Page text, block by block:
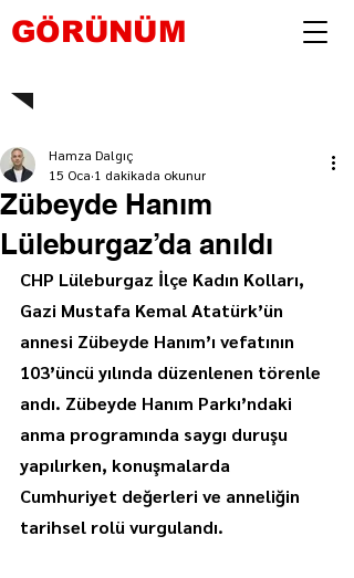
GÖRÜNÜM
Zübeyde Hanım
Lüleburgaz’da anıldı
Hamza Dalgıç
15 Oca 1 dakikada okunur
CHP Lüleburgaz İlçe Kadın Kolları,
Gazi Mustafa Kemal Atatürk’ün
annesi Zübeyde Hanım’ı vefatının
103’üncü yılında düzenlenen törenle
andı. Zübeyde Hanım Parkı’ndaki
anma programında saygı duruşu
yapılırken, konuşmalarda
Cumhuriyet değerleri ve anneliğin
tarihsel rolü vurgulandı.